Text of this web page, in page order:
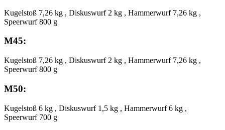
Kugelstoß 7,26 kg , Diskuswurf 2 kg , Hammerwurf 7,26 kg ,
Speerwurf 800 g
M45:
Kugelstoß 7,26 kg , Diskuswurf 2 kg , Hammerwurf 7,26 kg ,
Speerwurf 800 g
M50:
Kugelstoß 6 kg , Diskuswurf 1,5 kg , Hammerwurf 6 kg ,
Speerwurf 700 g